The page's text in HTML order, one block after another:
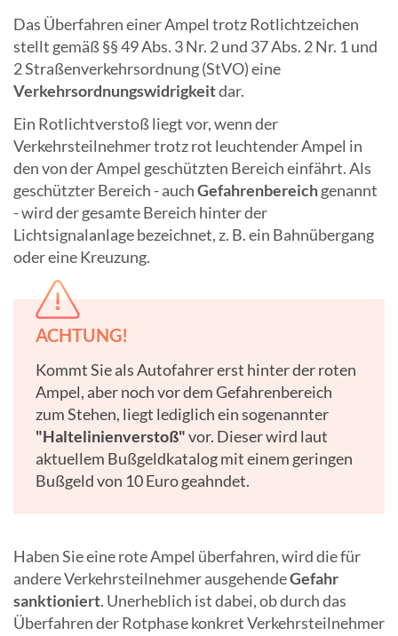
Das Überfahren einer Ampel trotz Rotlichtzeichen
stellt gemäß §§ 49 Abs. 3 Nr. 2 und 37 Abs. 2 Nr. 1 und
2 Straßenverkehrsordnung (StVO) eine
Verkehrsordnungswidrigkeitdar.
Ein Rotlichtverstoß liegt vor, wenn der
Verkehrsteilnehmer trotz rot leuchtender Ampel in
den von der Ampel geschützten Bereich einfährt. Als
geschützter Bereich - auchGefahrenbereichgenannt
- wird der gesamte Bereich hinter der
Lichtsignalanlage bezeichnet, z. B. ein Bahnübergang
oder eine Kreuzung.
ACHTUNG!
Kommt Sie als Autofahrer erst hinter der roten
Ampel, aber noch vor dem Gefahrenbereich
zum Stehen, liegt lediglich ein sogenannter
"Haltelinienverstoß"vor. Dieser wird laut
aktuellem Bußgeldkatalog mit einem geringen
Bußgeld von 10 Euro geahndet.
Haben Sie eine rote Ampel überfahren, wird die für
andere Verkehrsteilnehmer ausgehendeGefahr
sanktioniert. Unerheblich ist dabei, ob durch das
Überfahren der Rotphase konkret Verkehrsteilnehmer